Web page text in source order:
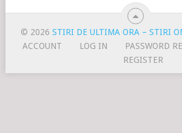
© 2026STIRI DE ULTIMA ORA – STIRI
ACCOUNT
LOG IN PASSWORD
REGISTER